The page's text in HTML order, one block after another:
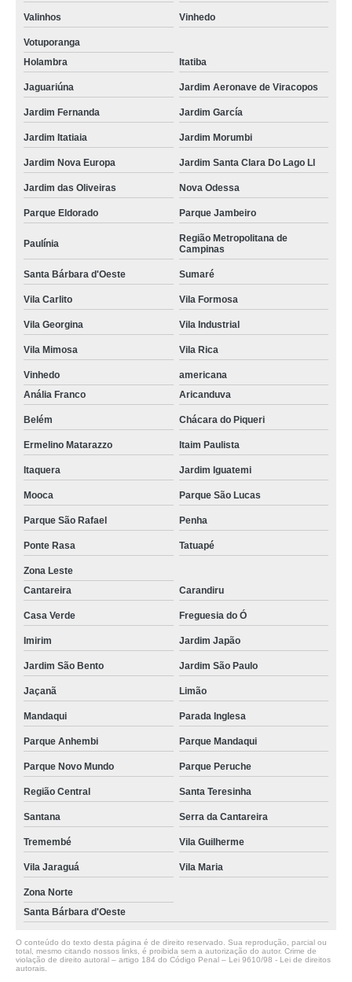
Valinhos Vinhedo
Votuporanga
Holambra
Itatiba
Jaguariúna Jardim Aeronave de Viracopos
Jardim Fernanda Jardim García
Jardim Itatiaia Jardim Morumbi
Jardim Nova Europa Jardim Santa Clara Do Lago Ll
Jardim das Oliveiras Nova Odessa
Parque Eldorado Parque Jambeiro
Paulínia
Região Metropolitana de
Campinas
Santa Bárbara d'Oeste Sumaré
Vila Carlito Vila Formosa
Vila Georgina Vila Industrial
Vila Mimosa Vila Rica
Vinhedo
americana
Anália Franco
Aricanduva
Belém Chácara do Piqueri
Ermelino Matarazzo Itaim Paulista
Itaquera Jardim Iguatemi
Mooca Parque São Lucas
Parque São Rafael Penha
Ponte Rasa Tatuapé
Zona Leste
Cantareira
Carandiru
Casa Verde Freguesia do Ó
Imirim Jardim Japão
Jardim São Bento Jardim São Paulo
Jaçanã Limão
Mandaqui Parada Inglesa
Parque Anhembi Parque Mandaqui
Parque Novo Mundo Parque Peruche
Região Central Santa Teresinha
Santana Serra da Cantareira
Tremembé Vila Guilherme
Vila Jaraguá Vila Maria
Zona Norte
Santa Bárbara d'Oeste
O conteúdo do texto desta página é de direito reservado. Sua reprodução, parcial ou
total, mesmo citando nossos links, é proibida sem a autorização do autor. Crime de
violação de direito autoral – artigo 184 do Código Penal – Lei 9610/98 - Lei de direitos
autorais